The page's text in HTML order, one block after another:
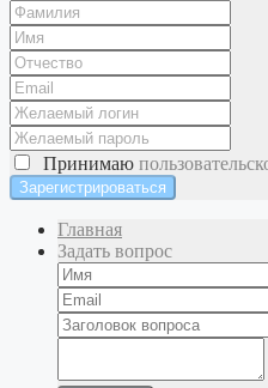
Принимаю
Главная
Задать вопрос